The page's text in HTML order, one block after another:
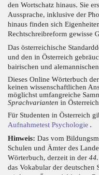
den Wortschatz hinaus. Sie
Aussprache, inklusive der
hinaus finden sich
Rechtschreibreform gewisse
Das österreichische
und den in Österreich
bairischen und
Dieses Online Wörterbuch
keinen wissenschaftlichen
möglichst umfangreiche
Sprachvarianten in
Für Studenten in Österreich
Aufnahmetest Psychologie .
Hinweis: Das vom
Schulen und Ämter des
Wörterbuch, derzeit in der
das Vokabular der deutschen